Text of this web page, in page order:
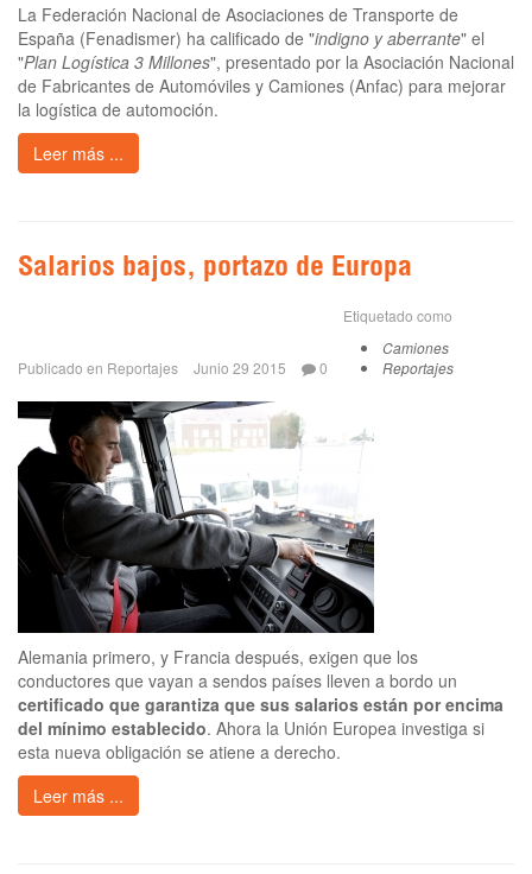
La Federación Nacional de Asociaciones de Transporte de
España (Fenadismer) ha calificado de "indigno y aberrante" el
"Plan Logística 3 Millones", presentado por la Asociación Nacional
de Fabricantes de Automóviles y Camiones (Anfac) para mejorar
la logística de automoción.
Leer más ...
Salarios bajos, portazo de Europa
Publicado en Reportajes Junio 29 2015 0
Etiquetado como
Camiones
Reportajes
Alemania primero, y Francia después, exigen que los
conductores que vayan a sendos países lleven a bordo un
certificado que garantiza que sus salarios están por encima
del mínimo establecido. Ahora la Unión Europea investiga si
esta nueva obligación se atiene a derecho.
Leer más ...